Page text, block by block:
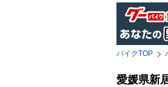
バイクTOP
愛媛県新